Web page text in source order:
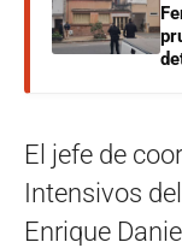
El jefe de
Intensivos
Enrique